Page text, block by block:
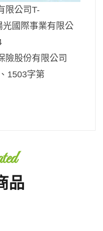
限公司T-
國際事業有限公
險股份有限公司
1503字第
品